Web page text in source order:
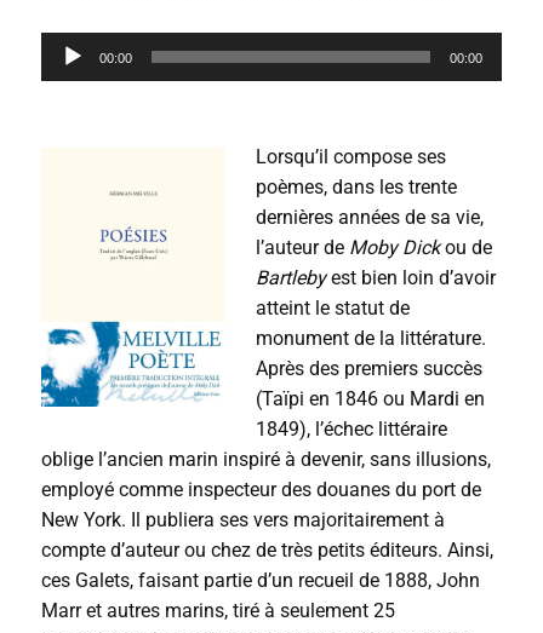
c
00:00 00:00
Lorsqu’il compose ses
poèmes, dans les trente
dernières années de sa vie,
l’auteur deMoby Dickou de
Bartlebyest bien loin d’avoir
atteint le statut de
monument de la littérature.
Après des premiers succès
(Taïpi en 1846 ou Mardi en
1849), l’échec littéraire
oblige l’ancien marin inspiré à devenir, sans illusions,
employé comme inspecteur des douanes du port de
New York. Il publiera ses vers majoritairement à
compte d’auteur ou chez de très petits éditeurs. Ainsi,
ces Galets, faisant partie d’un recueil de 1888, John
Marr et autres marins, tiré à seulement 25